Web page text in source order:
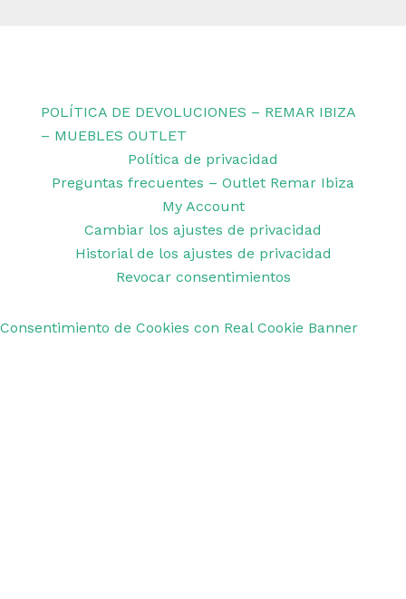
POLÍTICA DE DEVOLUCIONES – REMAR IBIZA
– MUEBLES OUTLET
Política de privacidad
Preguntas frecuentes – Outlet Remar Ibiza
My Account
Cambiar los ajustes de privacidad
Historial de los ajustes de privacidad
Revocar consentimientos
Consentimiento de Cookies con Real Cookie Banner